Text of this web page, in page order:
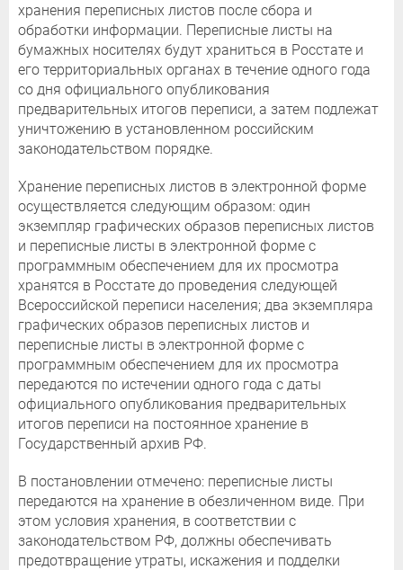
хранения переписных листов после сбора и
обработки информации. Переписные листы на
бумажных носителях будут храниться в Росстате и
его территориальных органах в течение одного года
со дня официального опубликования
предварительных итогов переписи, а затем подлежат
уничтожению в установленном российским
законодательством порядке.
Хранение переписных листов в электронной форме
осуществляется следующим образом: один
экземпляр графических образов переписных листов
и переписные листы в электронной форме с
программным обеспечением для их просмотра
хранятся в Росстате до проведения следующей
Всероссийской переписи населения; два экземпляра
графических образов переписных листов и
переписные листы в электронной форме с
программным обеспечением для их просмотра
передаются по истечении одного года с даты
официального опубликования предварительных
итогов переписи на постоянное хранение в
Государственный архив РФ.
В постановлении отмечено: переписные листы
передаются на хранение в обезличенном виде. При
этом условия хранения, в соответствии с
законодательством РФ, должны обеспечивать
предотвращение утраты, искажения и подделки